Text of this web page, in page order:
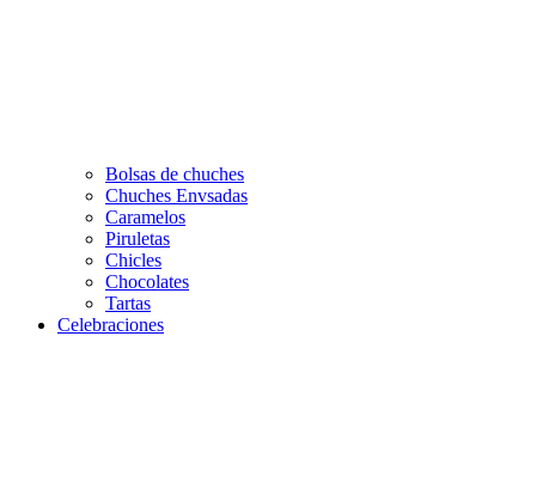
Bolsas de chuches
Chuches Envsadas
Caramelos
Piruletas
Chicles
Chocolates
Tartas
Celebraciones